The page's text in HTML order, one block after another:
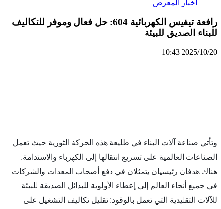
المعرض
رافعة تيفيس الكهربائية 604: حل فعال وموفر للتكاليف
للبيئة
وتأتي صناعة آلات البناء في طليعة هذه الحركة الثورية حيث تعمل
هناك هدفان رئيسيان يتمثلان في دفع أصحاب المعدات والشركات
في جميع أنحاء العالم إلى إعطاء الأولوية للبدائل الصديقة للبيئة
للآلات التقليدية التي تعمل بالوقود: تقليل تكاليف التشغيل على